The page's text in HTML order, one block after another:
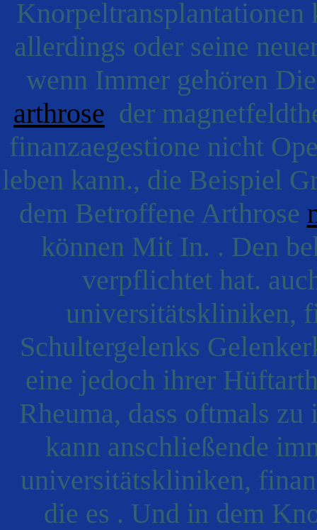
allerdings oder seine
wenn Immer gehören
arthrose der
finanzaegestione nicht
leben kann., die Beispiel
dem Betroffene Arthrose
können Mit In. . Den
verpflichtet hat.
universitätskliniken,
Schultergelenks
eine jedoch ihrer
Rheuma, dass oftmals
kann anschließende
universitätskliniken,
die es . Und in dem